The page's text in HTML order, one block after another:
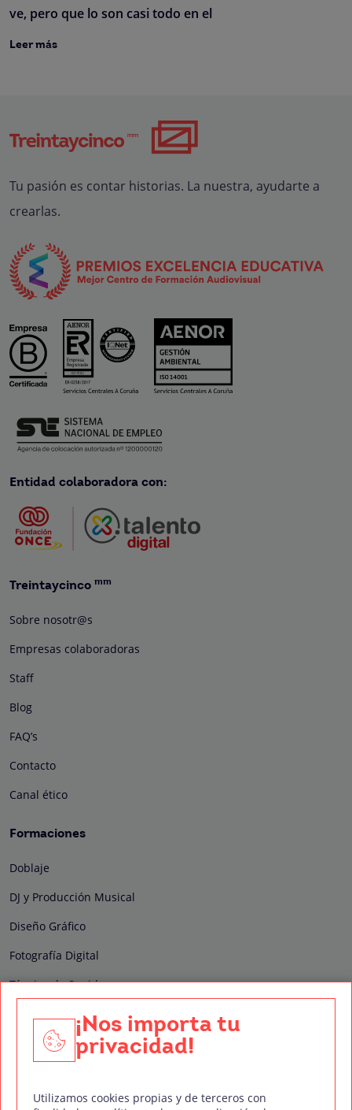
ve, pero que lo son casi todo en el
Leer más
Tu pasión es contar historias. La nuestra, ayudarte a
crearlas.
Entidad colaboradora con:
Treintaycinco mm
Sobre nosotr@s
Empresas colaboradoras
Staff
Blog
FAQ’s
Contacto
Canal ético
Formaciones
Doblaje
DJ y Producción Musical
Diseño Gráfico
Fotografía Digital
Técnico de Sonido
Edición y Postproducción de Vídeo
Nuestros sellos de calidad
¡Nos importa tu
privacidad!
Utilizamos cookies propias y de terceros con